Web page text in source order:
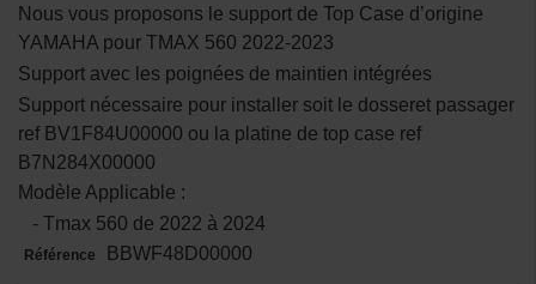
Nous vous proposons le support de Top Case d’origine
YAMAHA pour TMAX 560 2022-2023
Support avec les poignées de maintien intégrées
Support nécessaire pour installer soit le dosseret passager
ref BV1F84U00000 ou la platine de top case ref
B7N284X00000
Modèle Applicable :
- Tmax 560 de 2022 à 2024
Référence BBWF48D00000